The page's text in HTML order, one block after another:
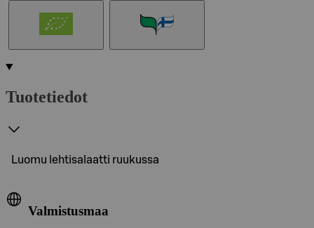
Tuotetiedot
Luomu lehtisalaatti ruukussa
Valmistusmaa